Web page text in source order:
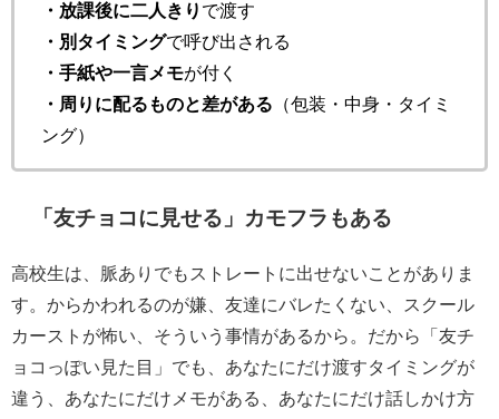
・放課後に二人きり で渡す
・別タイミングで呼び出される
・手紙や一言メモが付く
・周りに配るものと差がある （包装・中身・タイミ
ング）
「友チョコに見せる」カモフラもある
高校生は、脈ありでもストレートに出せないことがありま
す。からかわれるのが嫌、友達にバレたくない、スクール
カーストが怖い、そういう事情があるから。だから「友チ
ョコっぽい見た目」でも、あなたにだけ渡すタイミングが
違う、あなたにだけメモがある、あなたにだけ話しかけ方